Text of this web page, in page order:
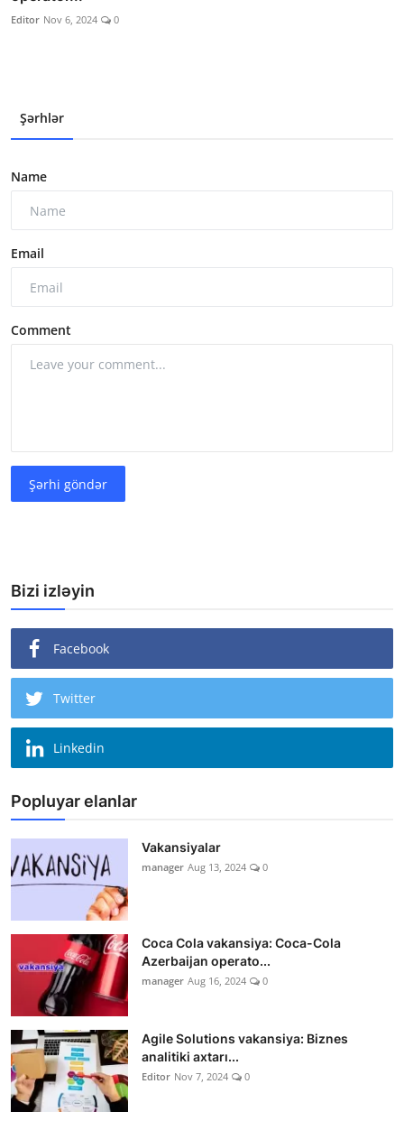
Editor Nov 6, 2024 0
Şərhlər
Name
Email
Comment
Şərhi göndər
Bizi izləyin
Facebook
Twitter
Linkedin
Popluyar elanlar
Vakansiyalar
manager Aug 13, 2024 0
Coca Cola vakansiya: Coca-Cola
Azerbaijan operato...
manager Aug 16, 2024 0
Agile Solutions vakansiya: Biznes
analitiki axtarı...
Editor Nov 7, 2024 0